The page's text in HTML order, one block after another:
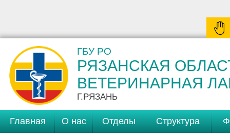
ГБУ РО
РЯЗАНСКАЯ
ВЕТЕРИНАРНАЯ
Г.РЯЗАНЬ
Главная О нас Отделы Структура